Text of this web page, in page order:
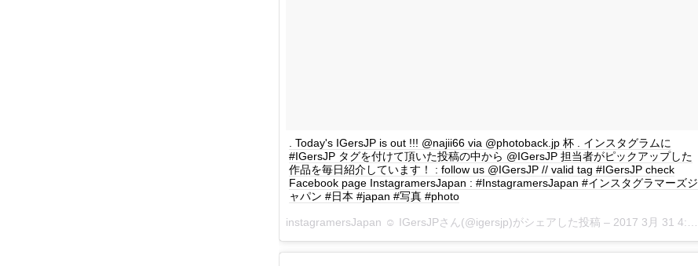
. Today's IGersJP is out !!! @najii66 via @photoback.jp 杯 . インスタグラムに
#IGersJP タグを付けて頂いた投稿の中から @IGersJP 担当者がピックアップした
作品を毎日紹介しています！ : follow us @IGersJP // valid tag #IGersJP check
Facebook page InstagramersJapan : #InstagramersJapan #インスタグラマーズジ
ャパン #日本 #japan #写真 #photo
instagramersJapan ☺︎ IGersJPさん(@igersjp)がシェアした投稿 – 2017 3月 31 4:13午前 PDT